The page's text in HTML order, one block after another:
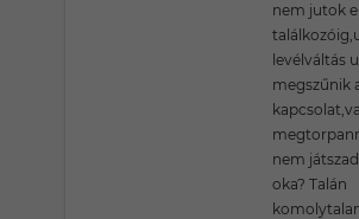
nem jutok
levélváltás
megszűnik
nem
oka? Talán